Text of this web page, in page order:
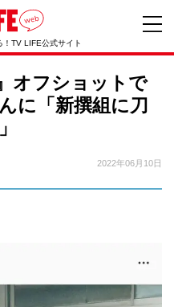
！TV LIFE公式サイト
オフショットで
に「新撰組に刀
2022年06月10日